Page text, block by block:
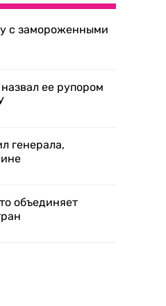
с замороженными
ее рупором
генерала,
объединяет